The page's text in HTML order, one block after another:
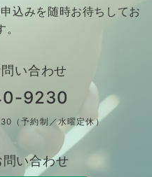
込みを随時お待ちしてお
い合わせ
9230
（予約制／水曜定休）
い合わせ